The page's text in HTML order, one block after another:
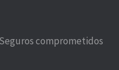
comprometidos